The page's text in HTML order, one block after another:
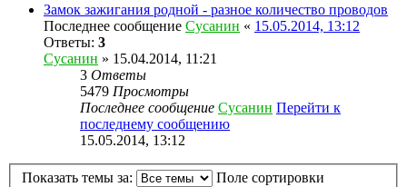
Замок зажигания родной - разное количество проводов
Последнее сообщение Сусанин « 15.05.2014, 13:12
Ответы: 3
Сусанин » 15.04.2014, 11:21
3 Ответы
5479 Просмотры
Последнее сообщение Сусанин Перейти к
последнему сообщению
15.05.2014, 13:12
Показать темы за: Поле сортировки